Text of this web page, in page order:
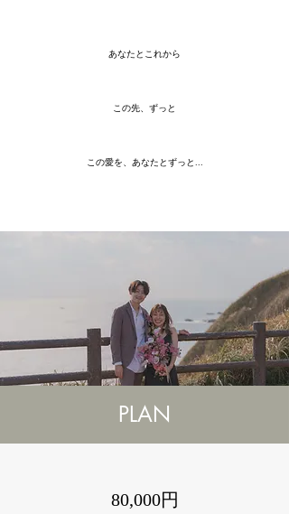
あなたとこれから
この先、ずっと
​この愛を、あなたとずっと...
PLAN
80,000円